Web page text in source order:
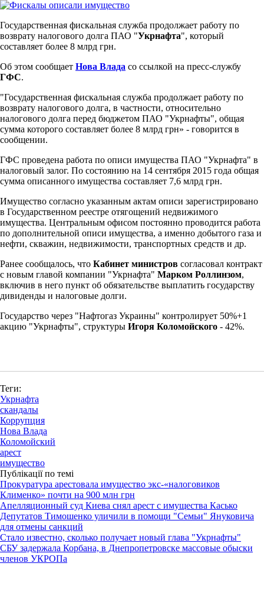
Государственная фискальная служба продолжает работу по
возврату налогового долга ПАО "Укрнафта", который
составляет более 8 млрд грн.
Об этом сообщает Нова Влада со ссылкой на пресс-службу
ГФС.
"Государственная фискальная служба продолжает работу по
возврату налогового долга, в частности, относительно
налогового долга перед бюджетом ПАО "Укрнафты", общая
сумма которого составляет более 8 млрд грн» - говорится в
сообщении.
ГФС проведена работа по описи имущества ПАО "Укрнафта" в
налоговый залог. По состоянию на 14 сентября 2015 года общая
сумма описанного имущества составляет 7,6 млрд грн.
Имущество согласно указанным актам описи зарегистрировано
в Государственном реестре отягощений недвижимого
имущества. Центральным офисом постоянно проводится работа
по дополнительной описи имущества, а именно добытого газа и
нефти, скважин, недвижимости, транспортных средств и др.
Ранее сообщалось, что Кабинет министров согласовал контракт
с новым главой компании "Укрнафта" Марком Роллинзом,
включив в него пункт об обязательстве выплатить государству
дивиденды и налоговые долги.
Государство через "Нафтогаз Украины" контролирует 50%+1
акцию "Укрнафты", структуры Игоря Коломойского - 42%.
Теги:
Укрнафта
скандалы
Коррупция
Нова Влада
Коломойский
арест
имущество
Публікації по темі
Прокуратура арестовала имущество экс-«налоговиков
Клименко» почти на 900 млн грн
Апелляционный суд Киева снял арест с имущества Касько
Депутатов Тимошенко уличили в помощи "Семьи" Януковича
для отмены санкций
Стало известно, сколько получает новый глава "Укрнафты"
СБУ задержала Корбана, в Днепропетровске массовые обыски
членов УКРОПа